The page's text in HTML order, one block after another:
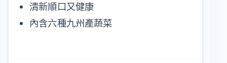
清新順口又健康
內含六種九州產蔬菜